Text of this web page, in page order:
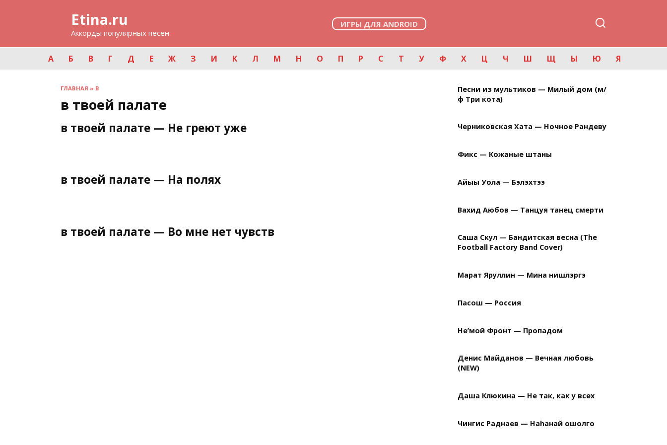
Etina.ru
Аккорды популярных песен
ИГРЫ ДЛЯ ANDROID
А Б В Г Д Е Ж З И К Л М Н О П Р С Т У Ф Х Ц Ч Ш Щ Ы Ю Я
ГЛАВНАЯ » В
в твоей палате
в твоей палате — Не греют уже
в твоей палате — На полях
в твоей палате — Во мне нет чувств
Песни из мультиков — Милый дом (м/
ф Три кота)
Черниковская Хата — Ночное Рандеву
Фикс — Кожаные штаны
Айыы Уола — Бэлэхтээ
Вахид Аюбов — Танцуя танец смерти
Саша Скул — Бандитская весна (The
Football Factory Band Cover)
Марат Яруллин — Мина нишлэргэ
Пасош — Россия
Не’мой Фронт — Пропадом
Денис Майданов — Вечная любовь
(NEW)
Даша Клюкина — Не так, как у всех
Чингис Раднаев — Наhанай ошолго